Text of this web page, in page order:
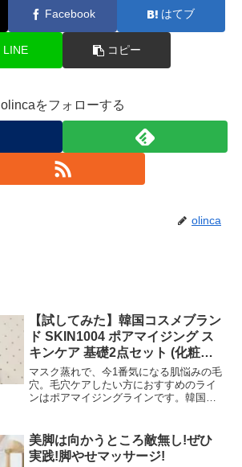
Facebook はてブ
LINE コピー
olincaをフォローする
olinca
【試してみた】韓国コスメブラン
ド SKIN1004 ポアマイジング ス
キンケア 基礎2点セット (化粧水
+美容液)
マスク蒸れで、今1番気になる肌悩みの毛
穴。毛穴ケアしたい方におすすめのライ
ンはポアマイジングラインです。韓国コ
液)を実際に使ってレビューします。
美脚は向かうところ敵無し!ぜひ
実践!脚やせマッサージ!